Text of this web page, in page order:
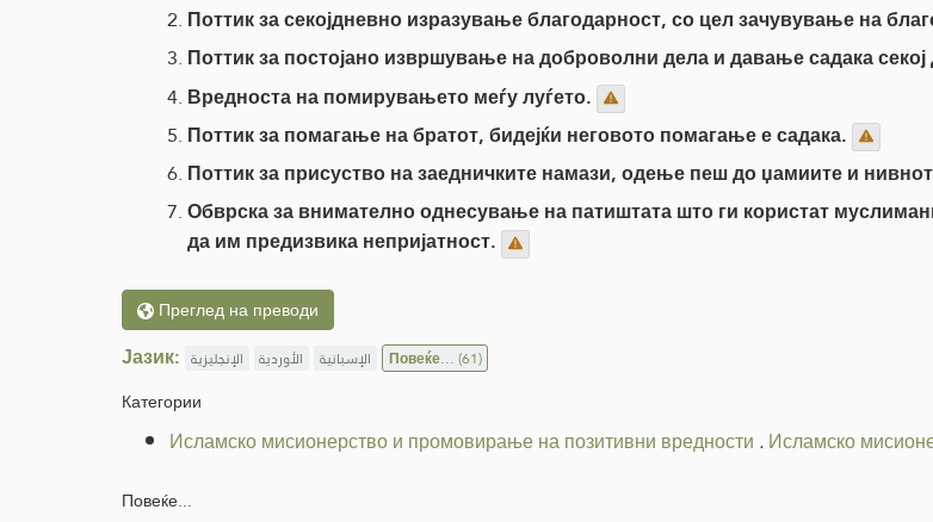
Поттик за секојдневно изразување благодарност, со цел зачувување на
Поттик за постојано извршување на доброволни дела и давање садака секој
Вредноста на помирувањето меѓу луѓето.
Поттик за помагање на братот, бидејќи неговото помагање е садака.
Поттик за присуство на заедничките намази, одење пеш до џамиите и
Обврска за внимателно однесување на патиштата што ги користат
да им предизвика непријатност.
Преглед на преводи
Јазик: الإنجليزية الأوردية الإسبانية Повеќе...(61)
Категории
Исламско мисионерство и промовирање на позитивни вредности .Исламско
Повеќе...